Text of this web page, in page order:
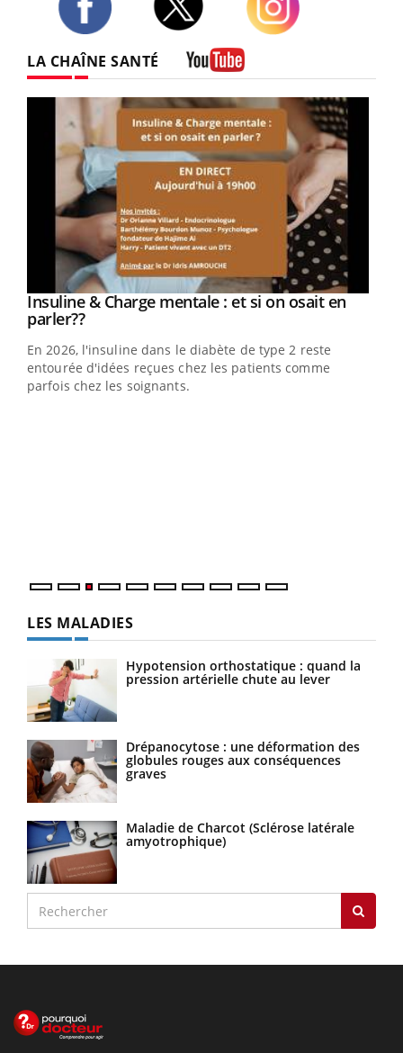
LA CHAÎNE SANTÉ
Youtube
Insuline & Charge mentale : et si on osait en
parler??Youtube
En 2026, l'insuline dans le diabète de type 2 reste
entourée d'idées reçues chez les patients comme
parfois chez les soignants.
LES MALADIES
Hypotension orthostatique : quand la
pression artérielle chute au lever
Drépanocytose : une déformation des
globules rouges aux conséquences
graves
Maladie de Charcot (Sclérose latérale
amyotrophique)